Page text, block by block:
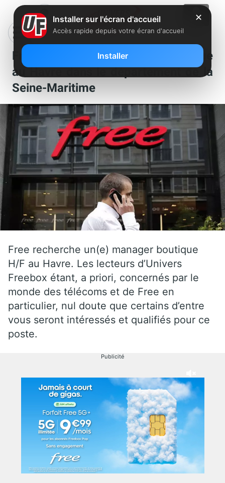
Free recherche un manager boutique
au Havre dans le département de la
Seine-Maritime
Free recherche un(e) manager boutique
H/F au Havre. Les lecteurs d’Univers
Freebox étant, a priori, concernés par le
monde des télécoms et de Free en
particulier, nul doute que certains d’entre
vous seront intéressés et qualifiés pour ce
poste.
Publicité
✕
Installer sur l'écran d'accueil
Accès rapide depuis votre écran d'accueil
Installer